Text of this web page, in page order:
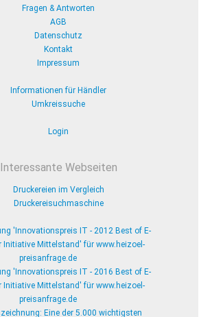
Fragen & Antworten
AGB
Datenschutz
Kontakt
Impressum
Informationen für Händler
Umkreissuche
Login
Interessante Webseiten
Druckereien im Vergleich
Druckereisuchmaschine